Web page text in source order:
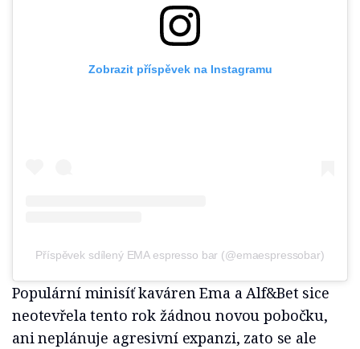
Zobrazit příspěvek na Instagramu
Příspěvek sdílený EMA espresso bar (@emaespressobar)
Populární minisíť kaváren Ema a Alf&Bet sice
neotevřela tento rok žádnou novou pobočku,
ani neplánuje agresivní expanzi, zato se ale